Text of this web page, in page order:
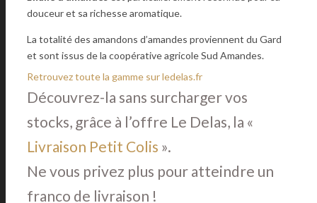
douceur et sa richesse aromatique.
La totalité des amandons d’amandes proviennent du Gard
et sont issus de la coopérative agricole Sud Amandes.
Retrouvez toute la gamme sur ledelas.fr
Découvrez-la sans surcharger vos
stocks, grâce à l’offre Le Delas, la «
Livraison Petit Colis ».
Ne vous privez plus pour atteindre un
franco de livraison !